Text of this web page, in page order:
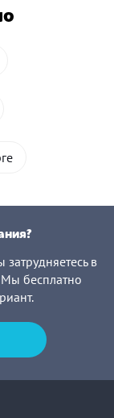
в
Мы бесплатно